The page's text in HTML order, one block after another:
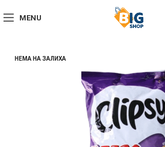
MENU
НЕМА НА ЗАЛИХА